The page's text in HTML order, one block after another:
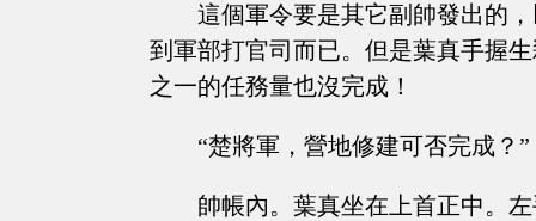
這個軍令要是其它副帥發出的
到軍部打官司而已。但是葉真手握
之一的任務量也沒完成！
“楚將軍，營地修建可否完成？”
帥帳內。葉真坐在上首正中。